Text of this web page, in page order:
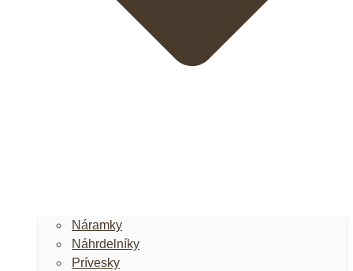
Náramky
Náhrdelníky
Prívesky